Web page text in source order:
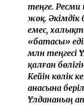
теңге. Ресми
жоқ. Әкімдік
емес,
«батасы»
млн теңгесі
қалған
Кейін көлік
анасына
Ұлдананың